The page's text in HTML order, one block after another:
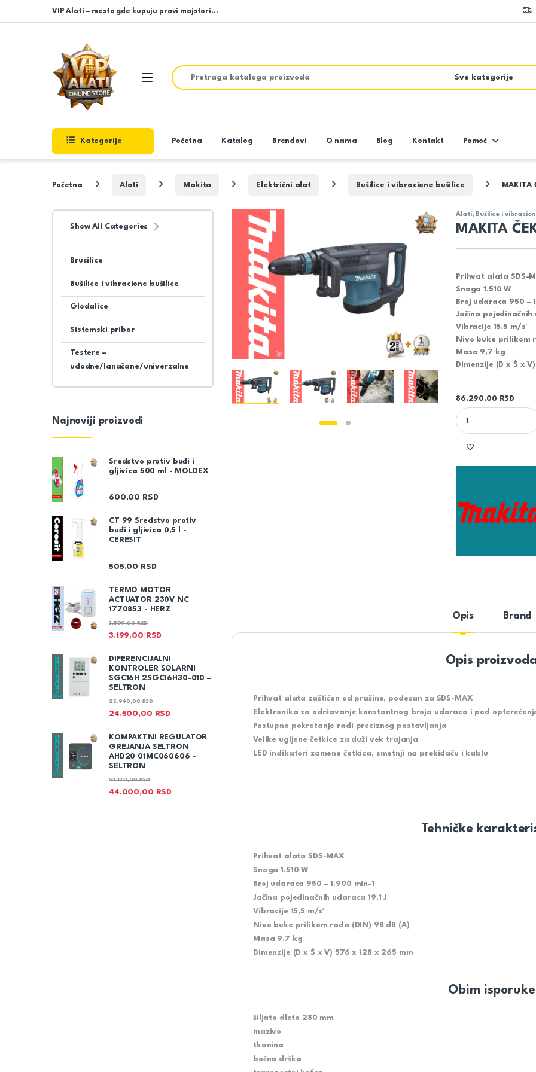
Skip to navigation
Skip to content
VIP Alati – mesto gde kupuju pravi majstori…
Open
Search for:
Kategorije Početna Katalog Brendovi O nama Blog Kontakt Pomoć
Početna Alati Makita Električni alat Bušilice i vibracione bušilice MAKITA
Alati, Bušilice i
MAKITA
Prihvat alata SDS-
Snaga 1.510 W
Broj udaraca 950 –
Jačina pojedinačnih
Vibracije 15,5 m/s²
Nivo buke prilikom
Masa 9,7 kg
Dimenzije (D x Š x
86.290,00
RSD
MAKITA ČEKIĆ ZA
Opis Brand
Opis
Prihvat alata zaštićen od prašine, podesan za SDS-MAX
Elektronika za održavanje konstantnog broja udaraca i pod
Postupno pokretanje radi preciznog postavljanja
Velike ugljene četkice za duži vek trajanja
LED indikatori zamene četkica, smetnji na prekidaču i kablu
Tehničke
Prihvat alata SDS-MAX
Snaga 1.510 W
Broj udaraca 950 – 1.900 min-1
Jačina pojedinačnih udaraca 19,1 J
Vibracije 15,5 m/s²
Nivo buke prilikom rada (DIN) 98 dB (A)
Masa 9,7 kg
Dimenzije (D x Š x V) 576 x 128 x 265 mm
Obim isporuke
šiljato dleto 280 mm
mazivo
tkanina
bočna drška
Show All Categories
Brusilice
Bušilice i vibracione bušilice
Glodalice
Sistemski pribor
Testere –
udodne/lanačane/univerzalne
Najnoviji proizvodi
Sredstvo protiv buđi i
gljivica 500 ml - MOLDEX
600,00 RSD
CT 99 Sredstvo protiv
buđi i gljivica 0,5 l -
CERESIT
505,00 RSD
TERMO MOTOR
ACTUATOR 230V NC
1770853 - HERZ
3.199,00 RSD
3.599,00RSD
DIFERENCIJALNI
KONTROLER SOLARNI
SGC16H 2SGC16H30-010 –
SELTRON
24.500,00 RSD
25.940,00RSD
KOMPAKTNI REGULATOR
GREJANJA SELTRON
AHD20 01MC060606 -
SELTRON
44.000,00 RSD
53.170,00RSD